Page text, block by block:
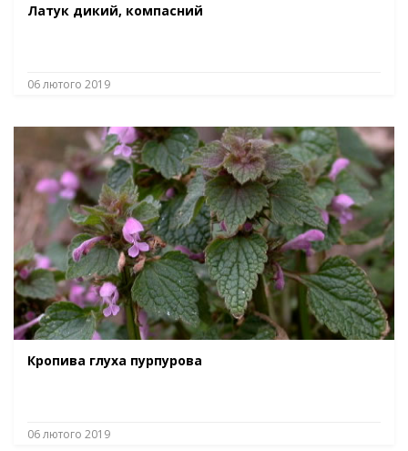
Латук дикий, компасний
06 лютого 2019
Кропива глуха пурпурова
06 лютого 2019